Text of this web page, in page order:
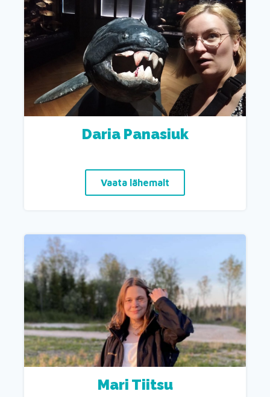
Daria Panasiuk
Vaata lähemalt
Mari Tiitsu